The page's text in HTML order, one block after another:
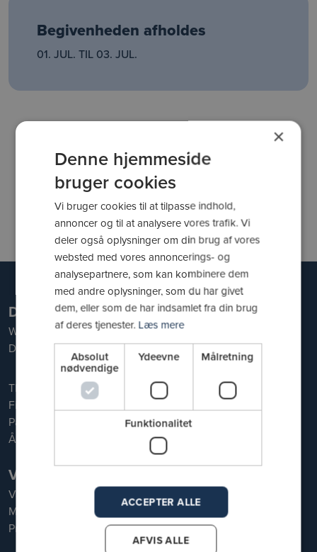
Begivenheden afholdes
01. JUL. TIL 03. JUL.
Kontakt DGI Huset Vejle
Ring til os
Skriv til os
DGI Huset Vejle
Willy Sørensens Plads 5
DK-7100 Vejle
Tlf. 76 44 60 00
Find vej
Parkering
Åbningstider
Vand & Motion
Vand
Motion
Priser og medlemskaber
×
Denne hjemmeside
bruger cookies
Vi bruger cookies til at tilpasse indhold,
annoncer og til at analysere vores trafik. Vi
deler også oplysninger om din brug af vores
websted med vores annoncerings- og
analysepartnere, som kan kombinere dem
med andre oplysninger, som du har givet
dem, eller som de har indsamlet fra din brug
af deres tjenester.Læs mere
Absolut
nødvendige
Ydeevne Målretning
Funktionalitet
ACCEPTER ALLE
AFVIS ALLE